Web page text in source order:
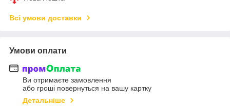
Всі умови доставки
Умови оплати
Ви отримаєте замовлення
або гроші повернуться на вашу картку
Детальніше